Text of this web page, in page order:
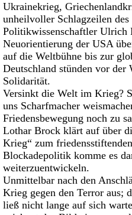
Ukrainekrieg,
unheilvoller Schlagzeilen
Politikwissenschaftler Ulrich
Neuorientierung der USA
auf die Weltbühne bis zur
Deutschland stünden vor
Solidarität.
Versinkt die Welt im Krieg?
uns Scharfmacher
Friedensbewegung noch zu
Lothar Brock klärt auf über
Krieg“ zum
Blockadepolitik komme es
weiterzuentwickeln.
Unmittelbar nach den
Krieg gegen den Terror aus;
ließ nicht lange auf sich